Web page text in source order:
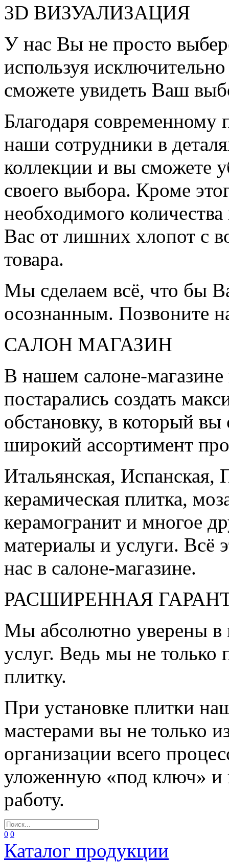
3D ВИЗУАЛИЗАЦИЯ
У нас Вы не просто
используя
сможете увидеть Ваш
Благодаря
наши сотрудники в
коллекции и вы сможете
своего выбора. Кроме
необходимого
Вас от лишних хлопот с
товара.
Мы сделаем всё, что бы
осознанным. Позвоните
САЛОН МАГАЗИН
В нашем салоне-
постарались создать
обстановку, в который
широкий ассортимент
Итальянская, Испанская,
керамическая плитка,
керамогранит и многое
материалы и услуги. Всё
нас в салоне-магазине.
РАСШИРЕННАЯ
Мы абсолютно уверены в
услуг. Ведь мы не
плитку.
При установке плитки
мастерами вы не только
организации всего
уложенную «под ключ» и
работу.
0 0
Каталог продукции